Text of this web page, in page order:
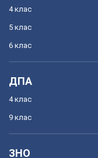
4 клас
5 клас
6 клас
ДПА
4 клас
9 клас
ЗНО